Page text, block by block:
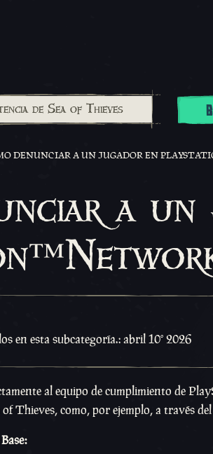
DENUNCIAR A UN JUGADOR EN
a
en esta subcategoría.: abril 10º 2026
al equipo de cumplimiento de
Thieves, como, por ejemplo, a través